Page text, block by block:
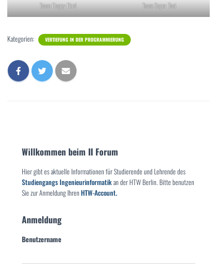
Team Flappy Bird Team Super Toni
Kategorien: VERTIEFUNG IN DER PROGRAMMIERUNG
Willkommen beim II Forum
Hier gibt es aktuelle Informationen für Studierende und Lehrende des
Studiengangs Ingenieurinformatikan der HTW Berlin. Bitte benutzen
Sie zur Anmeldung IhrenHTW-Account.
Anmeldung
Benutzername